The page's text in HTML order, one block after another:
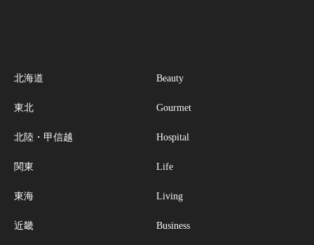
北海道
東北
北陸・甲信越
関東
東海
近畿
Beauty
Gourmet
Hospital
Life
Living
Business